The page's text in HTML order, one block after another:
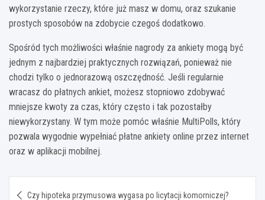
wykorzystanie rzeczy, które już masz w domu, oraz szukanie
prostych sposobów na zdobycie czegoś dodatkowo.
Spośród tych możliwości właśnie nagrody za ankiety mogą być
jednym z najbardziej praktycznych rozwiązań, ponieważ nie
chodzi tylko o jednorazową oszczędność. Jeśli regularnie
wracasz do płatnych ankiet, możesz stopniowo zdobywać
mniejsze kwoty za czas, który często i tak pozostałby
niewykorzystany. W tym może pomóc właśnie MultiPolls, który
pozwala wygodnie wypełniać płatne ankiety online przez internet
oraz w aplikacji mobilnej.
Czy hipoteka przymusowa wygasa po licytacji komorniczej?